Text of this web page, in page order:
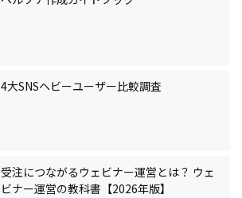
4大SNSヘビーユーザー比較調査
受注につながるウェビナー運営とは？ ウェ
ビナー運営の教科書【2026年版】